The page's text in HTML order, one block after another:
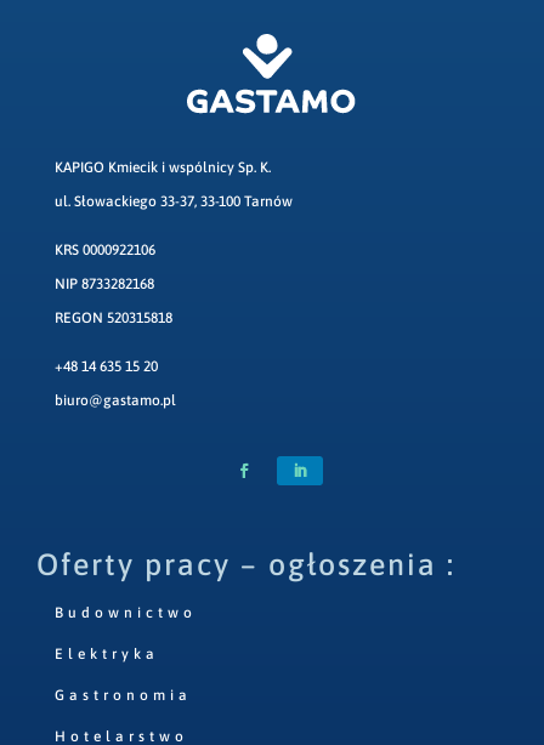
KAPIGO Kmiecik i wspólnicy Sp. K.
ul. Słowackiego 33-37, 33-100 Tarnów
KRS 0000922106
NIP 8733282168
REGON 520315818
+48 14 635 15 20
biuro@gastamo.pl
Oferty pracy – ogłoszenia :
Budownictwo
Elektryka
Gastronomia
Hotelarstwo